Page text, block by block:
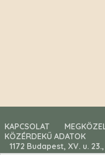
KAPCSOLAT
KÖZÉRDEKŰ ADATOK
1172 Budapest, XV. u.